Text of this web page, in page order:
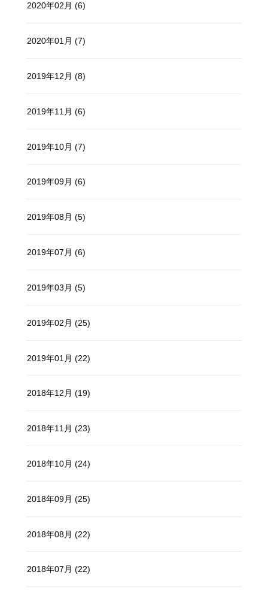
2020年02月 (6)
2020年01月 (7)
2019年12月 (8)
2019年11月 (6)
2019年10月 (7)
2019年09月 (6)
2019年08月 (5)
2019年07月 (6)
2019年03月 (5)
2019年02月 (25)
2019年01月 (22)
2018年12月 (19)
2018年11月 (23)
2018年10月 (24)
2018年09月 (25)
2018年08月 (22)
2018年07月 (22)